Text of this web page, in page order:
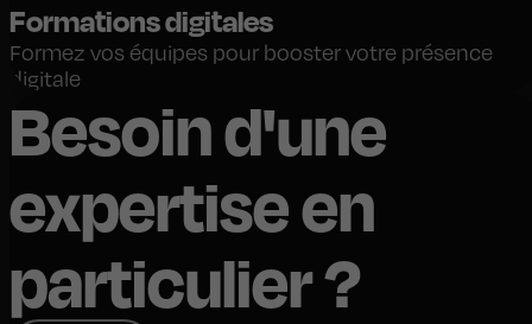
Formations digitales
Formez vos équipes pour booster votre présence
digitale
Besoin d'une
expertise en
particulier ?